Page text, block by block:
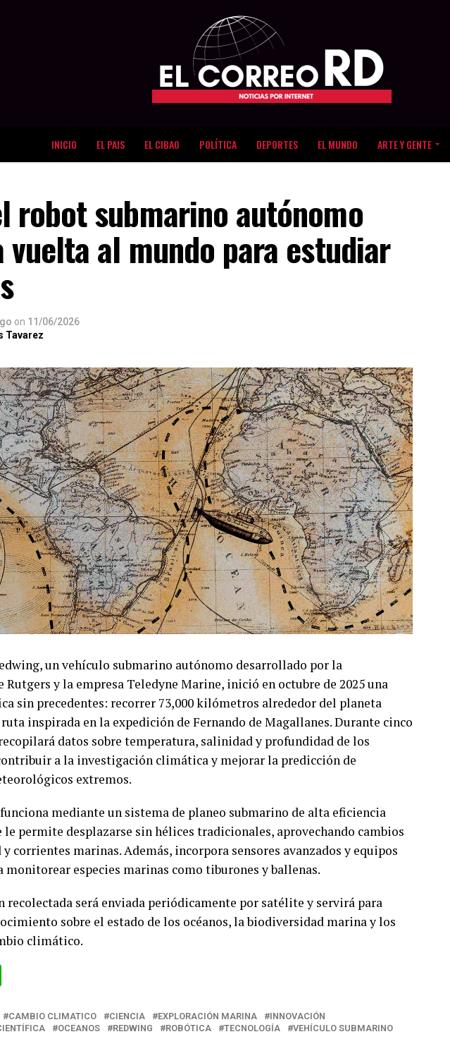
INICIO EL PAIS EL CIBAO POLÍTICA DEPORTES EL MUNDO ARTE Y GENTE
robot submarino autónomo
vuelta al mundo para estudiar
on 11/06/2026
Tavarez
un vehículo submarino autónomo desarrollado por la
Rutgers y la empresa Teledyne Marine, inició en octubre de 2025 una
sin precedentes: recorrer 73,000 kilómetros alrededor del planeta
inspirada en la expedición de Fernando de Magallanes. Durante cinco
datos sobre temperatura, salinidad y profundidad de los
a la investigación climática y mejorar la predicción de
extremos.
mediante un sistema de planeo submarino de alta eficiencia
le permite desplazarse sin hélices tradicionales, aprovechando cambios
corrientes marinas. Además, incorpora sensores avanzados y equipos
monitorear especies marinas como tiburones y ballenas.
recolectada será enviada periódicamente por satélite y servirá para
sobre el estado de los océanos, la biodiversidad marina y los
climático.
CAMBIO CLIMATICO CIENCIA EXPLORACIÓN MARINA
INNOVACIÓN
OCEANOS REDWING ROBÓTICA TECNOLOGÍA VEHÍCULO SUBMARINO